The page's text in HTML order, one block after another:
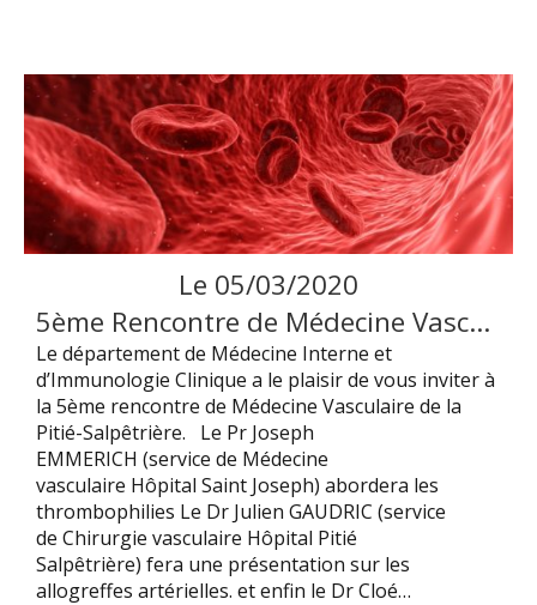
Le 05/03/2020
5ème Rencontre de Médecine Vasculaire de la Pitié-Salpêtrière
Le département de Médecine Interne et
d’Immunologie Clinique a le plaisir de vous inviter à
la 5ème rencontre de Médecine Vasculaire de la
Pitié-Salpêtrière. Le Pr Joseph
EMMERICH (service de Médecine
vasculaire Hôpital Saint Joseph) abordera les
thrombophilies Le Dr Julien GAUDRIC (service
de Chirurgie vasculaire Hôpital Pitié
Salpêtrière) fera une présentation sur les
allogreffes artérielles. et enfin le Dr Cloé…